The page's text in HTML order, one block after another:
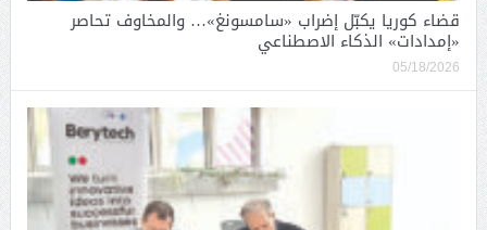
قضاء كوريا يكبّل إضراب «سامسونغ»… والمخاوف تحاصر
«إمدادات» الذكاء الاصطناعي
05/18/2026